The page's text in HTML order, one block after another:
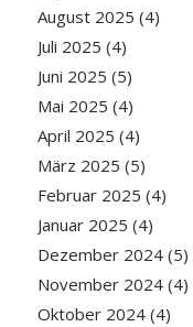
August 2025 (4)
Juli 2025 (4)
Juni 2025 (5)
Mai 2025 (4)
April 2025 (4)
März 2025 (5)
Februar 2025 (4)
Januar 2025 (4)
Dezember 2024(5)
November 2024(4)
Oktober 2024(4)